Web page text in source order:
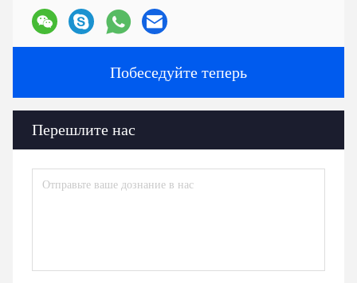
Побеседуйте теперь
Перешлите нас